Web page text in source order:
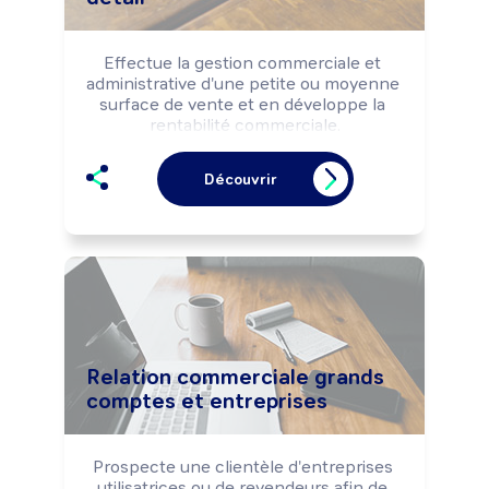
Effectue la gestion commerciale et
administrative d'une petite ou moyenne
surface de vente et en développe la
rentabilité commerciale.
Découvrir
Relation commerciale grands
comptes et entreprises
Prospecte une clientèle d'entreprises